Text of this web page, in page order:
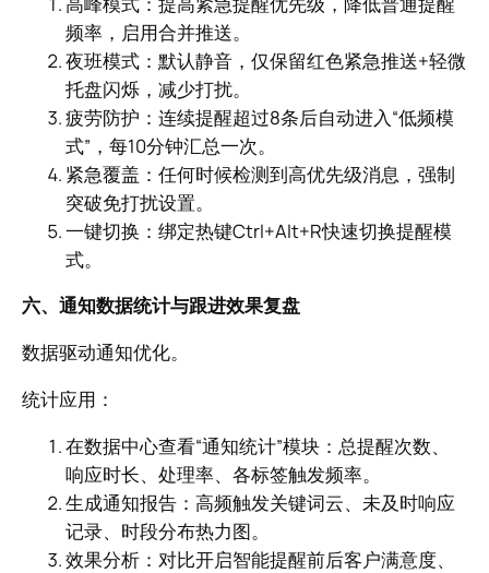
频率，启用合并推送。
夜班模式：默认静音，仅保留红色紧急推送+轻微
托盘闪烁，减少打扰。
疲劳防护：连续提醒超过8条后自动进入“低频模
式”，每10分钟汇总一次。
紧急覆盖：任何时候检测到高优先级消息，强制
突破免打扰设置。
一键切换：绑定热键Ctrl+Alt+R快速切换提醒模
式。
六、通知数据统计与跟进效果复盘
数据驱动通知优化。
统计应用：
在数据中心查看“通知统计”模块：总提醒次数、
响应时长、处理率、各标签触发频率。
生成通知报告：高频触发关键词云、未及时响应
记录、时段分布热力图。
效果分析：对比开启智能提醒前后客户满意度、